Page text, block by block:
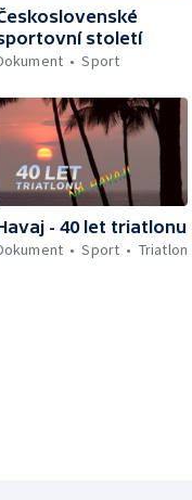
století
Sport
- 40 let triatlonu
Sport Triatlon